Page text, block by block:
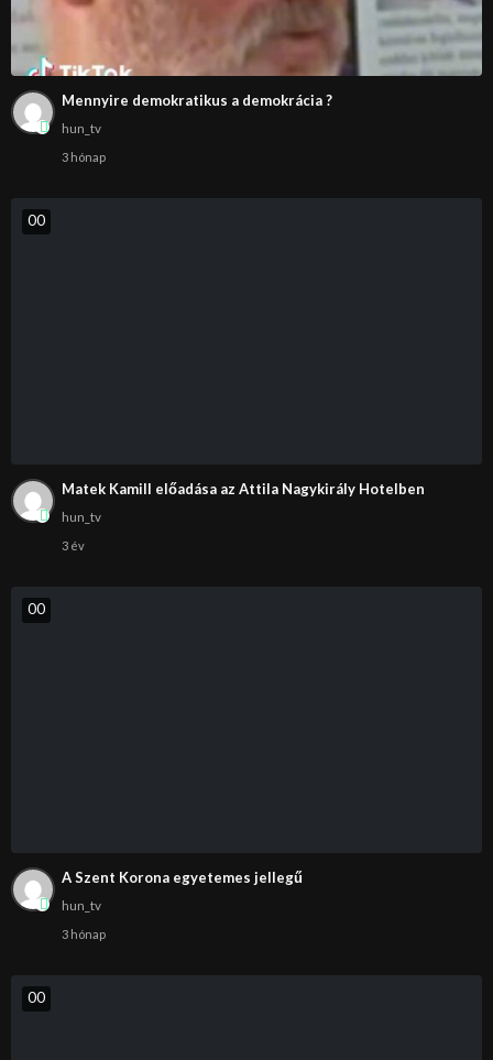
Mennyire demokratikus a demokrácia ?
hun_tv
3 hónap
00
Matek Kamill előadása az Attila Nagykirály Hotelben
hun_tv
3 év
00
A Szent Korona egyetemes jellegű
hun_tv
3 hónap
00